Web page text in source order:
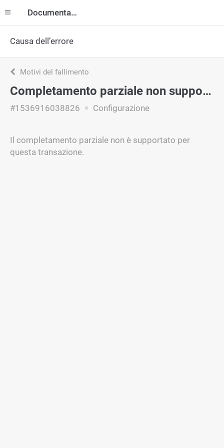
Documentazione
Causa dell’errore
Motivi del fallimento
Completamento parziale non supportato
#1536916038826 Configurazione
Il completamento parziale non è supportato per
questa transazione.